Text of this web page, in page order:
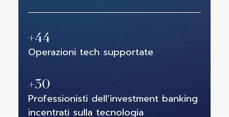
+44
Operazioni tech supportate
+30
Professionisti dell’investment banking
incentrati sulla tecnologia